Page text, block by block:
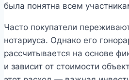
была понятна всем
Часто покупатели
нотариуса. Однако его
рассчитывается на основе
и зависит от стоимости